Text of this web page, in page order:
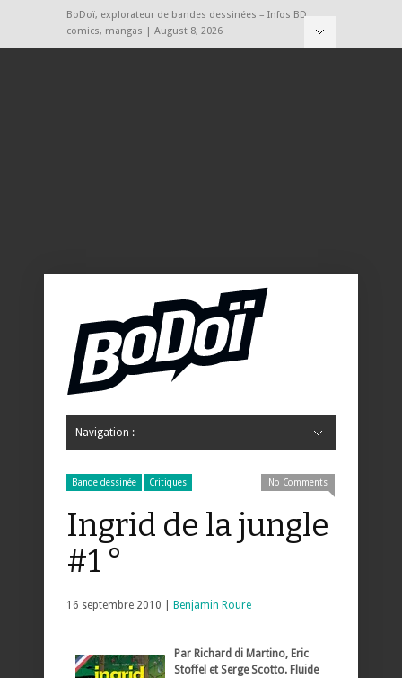
BoDoï, explorateur de bandes dessinées – Infos BD,
comics, mangas | August 8, 2026
Navigation :
Bande dessinée Critiques No Comments
Ingrid de la jungle
#1 °
16 septembre 2010 | Benjamin Roure
Par Richard di Martino, Eric
Stoffel et Serge Scotto. Fluide